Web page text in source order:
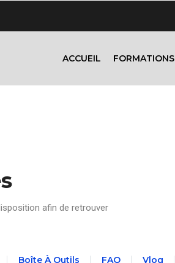
ACCUEIL FORMATIONS
afin de retrouver
Boîte À Outils FAQ Vlog